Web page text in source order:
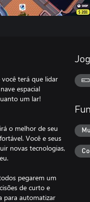
você terá que lidar
espacial
um lar!
o melhor de seu
Você e seus
novas tecnologias,
pegarem um
de curto e
para automatizar